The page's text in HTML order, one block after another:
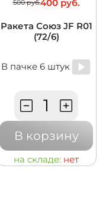
500 руб.400 руб.
Ракета Союз JF R01
(72/6)
В пачке 6 штук
В корзину
на складе: нет